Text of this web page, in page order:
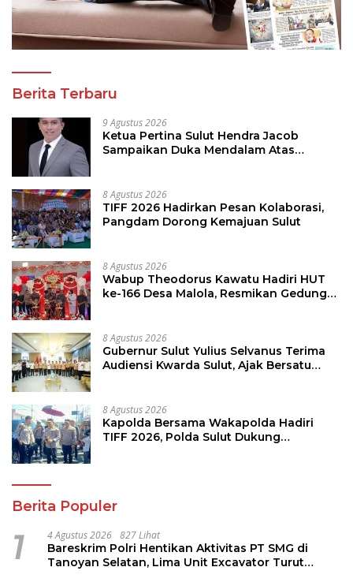
Berita Terbaru
9 Agustus 2026
Ketua Pertina Sulut Hendra Jacob
Sampaikan Duka Mendalam Atas
8 Agustus 2026
TIFF 2026 Hadirkan Pesan Kolaborasi,
Pangdam Dorong Kemajuan Sulut
8 Agustus 2026
Wabup Theodorus Kawatu Hadiri HUT
ke-166 Desa Malola, Resmikan Gedung
8 Agustus 2026
Gubernur Sulut Yulius Selvanus Terima
Audiensi Kwarda Sulut, Ajak Bersatu
8 Agustus 2026
Kapolda Bersama Wakapolda Hadiri
TIFF 2026, Polda Sulut Dukung
Berita Populer
1 4 Agustus 2026 827 Lihat
Bareskrim Polri Hentikan Aktivitas PT SMG di
Tanoyan Selatan, Lima Unit Excavator Turut